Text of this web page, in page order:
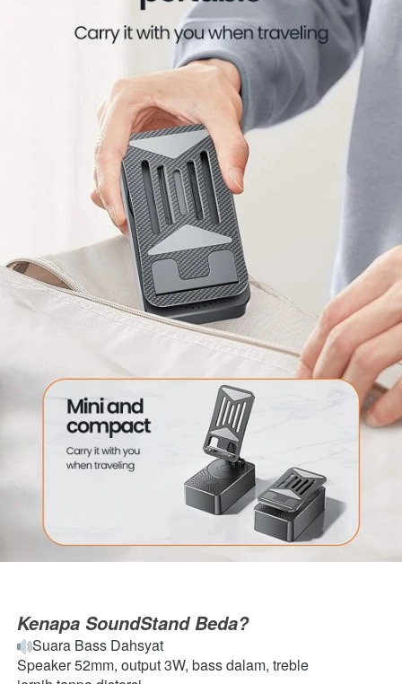
Kenapa SoundStand Beda?
Suara Bass Dahsyat
Speaker 52mm, output 3W, bass dalam, treble